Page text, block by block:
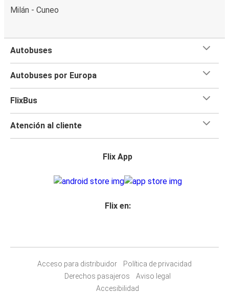
Milán - Cuneo
Autobuses
Autobuses por Europa
FlixBus
Atención al cliente
Flix App
Flix en:
Acceso para distribuidor
Política de privacidad
Derechos pasajeros
Aviso legal
Accesibilidad